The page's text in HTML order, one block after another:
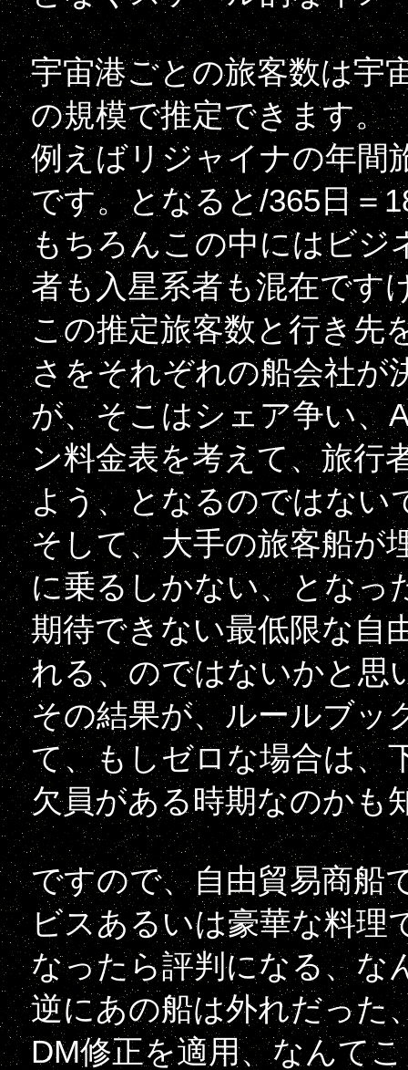
宇宙港ごとの旅客数は宇
の規模で推定できます。
例えばリジャイナの年間
です。となると/365日＝
もちろんこの中にはビジ
者も入星系者も混在です
この推定旅客数と行き先
さをそれぞれの船会社が
が、そこはシェア争い、
ン料金表を考えて、旅行
よう、となるのではない
そして、大手の旅客船が
に乗るしかない、となっ
期待できない最低限な自
れる、のではないかと思
その結果が、ルールブッ
て、もしゼロな場合は、
欠員がある時期なのかも
ですので、自由貿易商船
ビスあるいは豪華な料理
なったら評判になる、な
逆にあの船は外れだった
DM修正を適用、なんて